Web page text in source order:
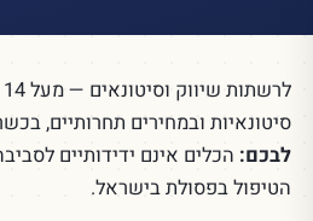
סיטונאיות ובמחירים תחרותיים,
לבכם: הכלים אינם ידידותיים
הטיפול בפסולת בישראל.